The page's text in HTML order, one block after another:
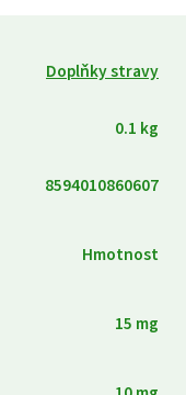
Doplňky stravy
0.1 kg
8594010860607
Hmotnost
15 mg